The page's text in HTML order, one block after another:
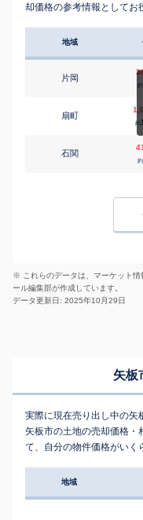
却価格の参考情報としてお
地域
片岡
約
扇町
約
石関
約
※ これらのデータは、マーケット情
ール編集部が作成しています。
データ更新日: 2025年10月29日
矢板
実際に現在売り出し中の矢
矢板市の土地の売却価格・
て、自分の物件価格がいく
地域